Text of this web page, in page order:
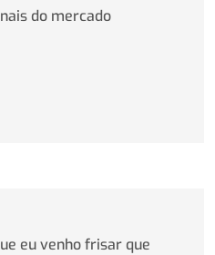
do mercado
eu venho frisar que